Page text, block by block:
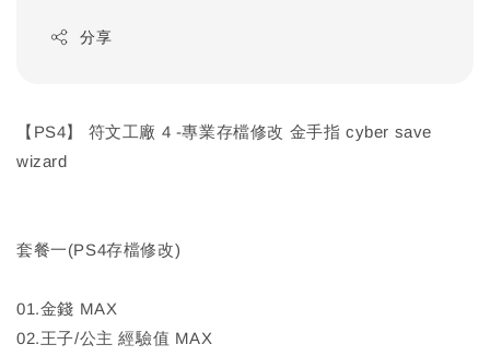
分享
【PS4】 符文工廠 4 -專業存檔修改 金手指 cyber save
wizard
套餐一(PS4存檔修改)
01.金錢 MAX
02.王子/公主 經驗值 MAX